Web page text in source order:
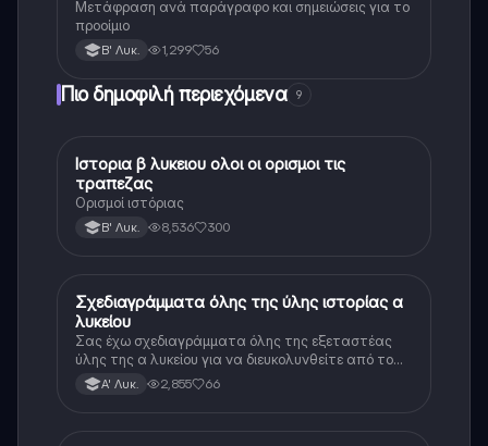
Μετάφραση ανά παράγραφο και σημειώσεις για το
προοίμιο
Β' Λυκ. 1,299 56
Πιο δημοφιλή περιεχόμενα 9
Ιστορία
Ιστορια β λυκειου ολοι οι ορισμοι τις
τραπεζας
Ορισμοί ιστόριας
Β' Λυκ. 8,536 300
Ιστορία
Σχεδιαγράμματα όλης της ύλης ιστορίας α
λυκείου
Σας έχω σχεδιαγράμματα όλης της εξεταστέας
ύλης της α λυκείου για να διευκολυνθείτε από το
τεράστιο βάρος του βιβλίου
Α' Λυκ. 2,855 66